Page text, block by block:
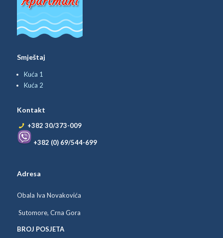
Smještaj
Kuća 1
Kuća 2
Kontakt
+382 30/373-009
+382 (0) 69/544-699
Adresa
Obala Iva Novakovića
Sutomore, Crna Gora
BROJ POSJETA